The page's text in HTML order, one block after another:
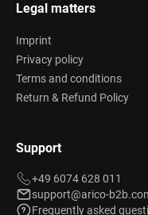
Legal matters
Imprint
Privacy policy
Terms and conditions
Return & Refund Policy
Support
+49 6074 628 011
support@arico-
Frequently asked